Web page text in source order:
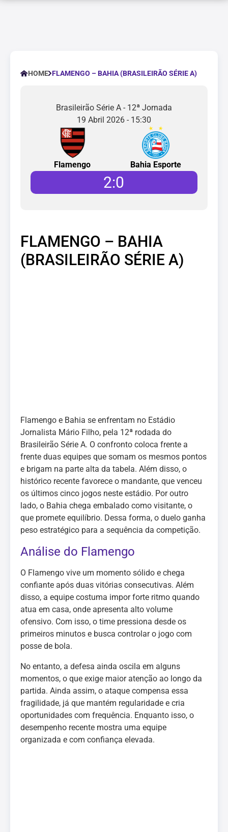
HOME FLAMENGO – BAHIA (BRASILEIRÃO SÉRIE A)
Brasileirão Série A - 12ª Jornada
19 Abril 2026 - 15:30
Flamengo Bahia Esporte
2:0
FLAMENGO – BAHIA
(BRASILEIRÃO SÉRIE A)
Flamengo e Bahia se enfrentam no Estádio
Jornalista Mário Filho, pela 12ª rodada do
Brasileirão Série A. O confronto coloca frente a
frente duas equipes que somam os mesmos pontos
e brigam na parte alta da tabela. Além disso, o
histórico recente favorece o mandante, que venceu
os últimos cinco jogos neste estádio. Por outro
lado, o Bahia chega embalado como visitante, o
que promete equilíbrio. Dessa forma, o duelo ganha
peso estratégico para a sequência da competição.
Análise do Flamengo
O Flamengo vive um momento sólido e chega
confiante após duas vitórias consecutivas. Além
disso, a equipe costuma impor forte ritmo quando
atua em casa, onde apresenta alto volume
ofensivo. Com isso, o time pressiona desde os
primeiros minutos e busca controlar o jogo com
posse de bola.
No entanto, a defesa ainda oscila em alguns
momentos, o que exige maior atenção ao longo da
partida. Ainda assim, o ataque compensa essa
fragilidade, já que mantém regularidade e cria
oportunidades com frequência. Enquanto isso, o
desempenho recente mostra uma equipe
organizada e com confiança elevada.